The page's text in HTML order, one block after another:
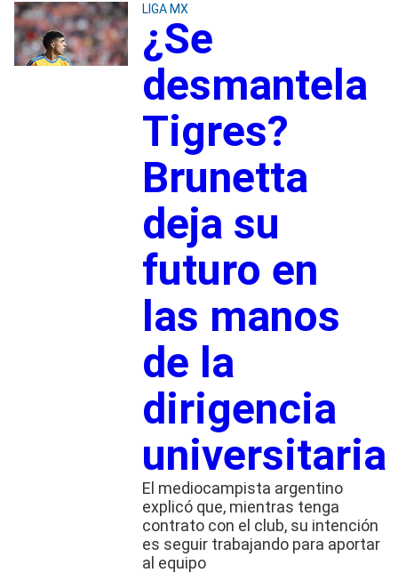
LIGA MX
¿Se
desmantela
Tigres?
Brunetta
deja su
futuro en
las manos
de la
dirigencia
universitaria
El mediocampista argentino
explicó que, mientras tenga
contrato con el club, su intención
es seguir trabajando para aportar
al equipo